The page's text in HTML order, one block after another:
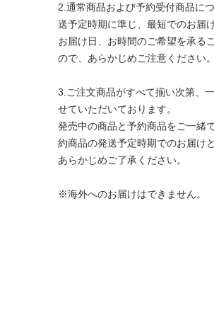
2.通常商品および予約受付商品に
送予定時期に準じ、最短でのお届
お届け日、お時間のご希望を承る
ので、あらかじめご注意ください。
3.ご注文商品がすべて揃い次第、
せていただいております。
発売中の商品と予約商品をご一緒
約商品の発送予定時期でのお届け
あらかじめご了承ください。
※海外へのお届けはできません。